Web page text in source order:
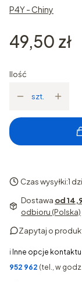
P4Y - Chiny
Cena
49,50 zł
Ilość
szt.
Czas wysyłki:1
Dostawa od
odbioru (Polska)
Zapytaj o
ℹ️ Inne opcje
952 962 (tel., w